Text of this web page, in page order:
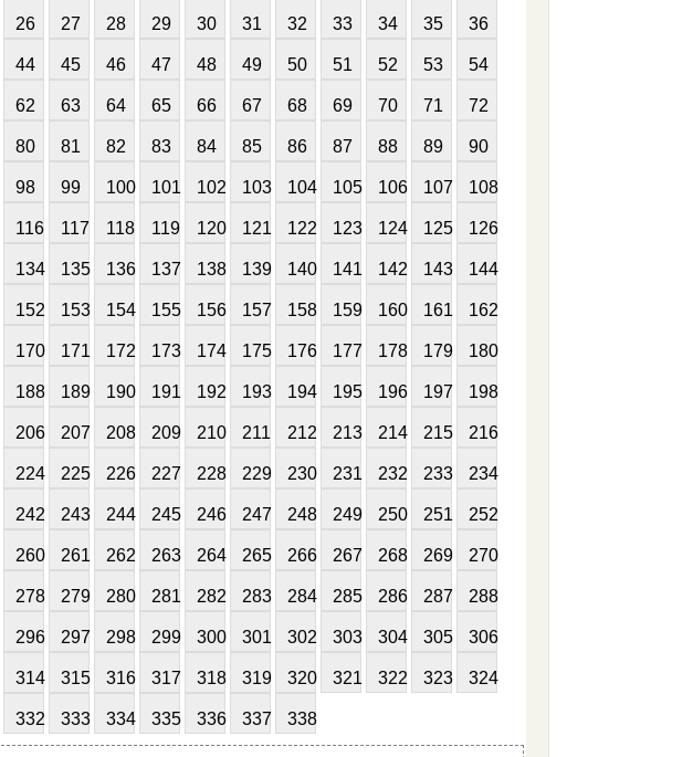
26 27 28 29 30 31 32 33 34 35 36
44 45 46 47 48 49 50 51 52 53 54
62 63 64 65 66 67 68 69 70 71 72
80 81 82 83 84 85 86 87 88 89 90
98 99 100 101 102 103 104 105 106 107 108
116 117 118 119 120 121 122 123 124 125 126
134 135 136 137 138 139 140 141 142 143 144
152 153 154 155 156 157 158 159 160 161 162
170 171 172 173 174 175 176 177 178 179 180
188 189 190 191 192 193 194 195 196 197 198
206 207 208 209 210 211 212 213 214 215 216
224 225 226 227 228 229 230 231 232 233 234
242 243 244 245 246 247 248 249 250 251 252
260 261 262 263 264 265 266 267 268 269 270
278 279 280 281 282 283 284 285 286 287 288
296 297 298 299 300 301 302 303 304 305 306
314 315 316 317 318 319 320 321 322 323 324
332 333 334 335 336 337 338